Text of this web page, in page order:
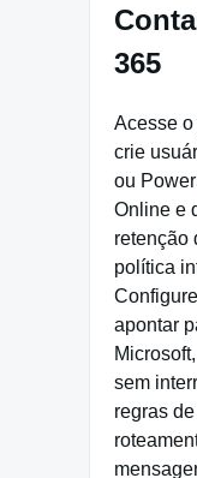
365
Acesse
crie
ou
Online e
retenção
política
apontar
sem
regras